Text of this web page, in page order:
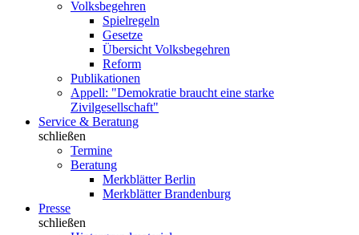
Volksbegehren
Spielregeln
Gesetze
Übersicht Volksbegehren
Reform
Publikationen
Appell: "Demokratie braucht eine starke
Zivilgesellschaft"
Service & Beratung
schließen
Termine
Beratung
Merkblätter Berlin
Merkblätter Brandenburg
Presse
schließen